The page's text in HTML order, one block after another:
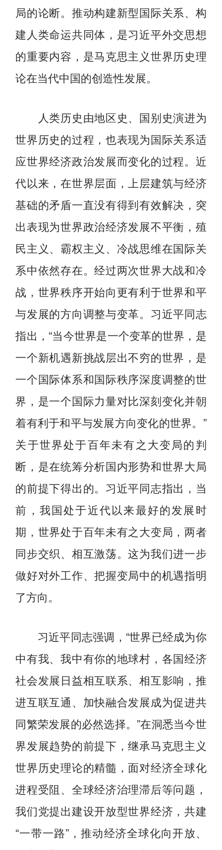
局的论断。推动构建新型国际关系、构
建人类命运共同体，是习近平外交思想
的重要内容，是马克思主义世界历史理
论在当代中国的创造性发展。
人类历史由地区史、国别史演进为
世界历史的过程，也表现为国际关系适
应世界经济政治发展而变化的过程。近
代以来，在世界层面，上层建筑与经济
基础的矛盾一直没有得到有效解决，突
出表现为世界政治经济发展不平衡，殖
民主义、霸权主义、冷战思维在国际关
系中依然存在。经过两次世界大战和冷
战，世界秩序开始向更有利于世界和平
与发展的方向调整与变革。习近平同志
指出，“当今世界是一个变革的世界，是
一个新机遇新挑战层出不穷的世界，是
一个国际体系和国际秩序深度调整的世
界，是一个国际力量对比深刻变化并朝
着有利于和平与发展方向变化的世界。”
关于世界处于百年未有之大变局的判
断，是在统筹分析国内形势和世界大局
的前提下得出的。习近平同志指出，当
前，我国处于近代以来最好的发展时
期，世界处于百年未有之大变局，两者
同步交织、相互激荡。这为我们进一步
做好对外工作、把握变局中的机遇指明
了方向。
习近平同志强调，“世界已经成为你
中有我、我中有你的地球村，各国经济
社会发展日益相互联系、相互影响，推
进互联互通、加快融合发展成为促进共
同繁荣发展的必然选择。”在洞悉当今世
界发展趋势的前提下，继承马克思主义
世界历史理论的精髓，面对经济全球化
进程受阻、全球经济治理滞后等问题，
我们党提出建设开放型世界经济，共建
“一带一路”，推动经济全球化向开放、